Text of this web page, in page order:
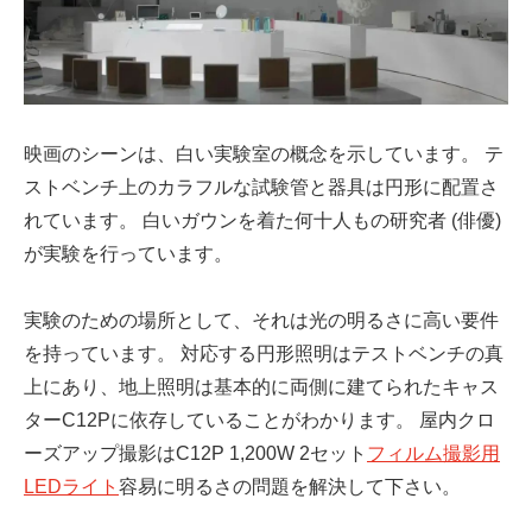
映画のシーンは、白い実験室の概念を示しています。 テ
ストベンチ上のカラフルな試験管と器具は円形に配置さ
れています。 白いガウンを着た何十人もの研究者 (俳優)
が実験を行っています。
実験のための場所として、それは光の明るさに高い要件
を持っています。 対応する円形照明はテストベンチの真
上にあり、地上照明は基本的に両側に建てられたキャス
ターC12Pに依存していることがわかります。 屋内クロ
ーズアップ撮影はC12P 1,200W 2セット フィルム撮影用
LEDライト 容易に明るさの問題を解決して下さい。